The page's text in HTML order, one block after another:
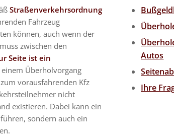
Straßenverkehrsordnung
Fahrzeug
können, auch wenn der
zwischen den
Seite ist ein
Überholvorgang
vorausfahrenden Kfz
nicht
existieren. Dabei kann ein
sondern auch ein
Autos
Ihre